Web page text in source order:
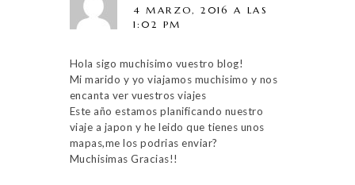
4 MARZO, 2016 A LAS
1:02 PM
Hola sigo muchisimo vuestro blog!
Mi marido y yo viajamos muchisimo y nos
encanta ver vuestros viajes
Este año estamos planificando nuestro
viaje a japon y he leido que tienes unos
mapas,me los podrias enviar?
Muchisimas Gracias!!